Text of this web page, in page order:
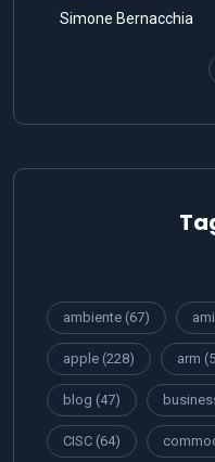
Simone Bernacchia
ambiente (67)
apple (228) arm
blog (47)
CISC (64)